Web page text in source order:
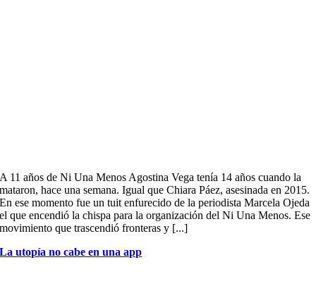
A 11 años de Ni Una Menos Agostina Vega tenía 14 años cuando la
mataron, hace una semana. Igual que Chiara Páez, asesinada en 2015.
En ese momento fue un tuit enfurecido de la periodista Marcela Ojeda
el que encendió la chispa para la organización del Ni Una Menos. Ese
movimiento que trascendió fronteras y [...]
La utopía no cabe en una app